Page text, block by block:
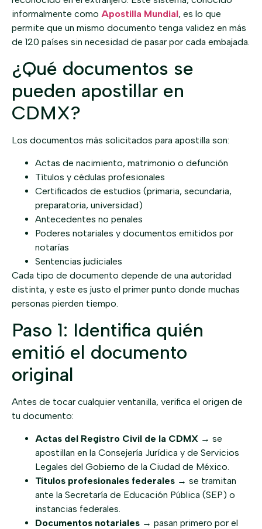
informalmente como Apostilla Mundial, es lo que
permite que un mismo documento tenga validez en más
de 120 países sin necesidad de pasar por cada embajada.
¿Qué documentos se
pueden apostillar en
CDMX?
Los documentos más solicitados para apostilla son:
Actas de nacimiento, matrimonio o defunción
Títulos y cédulas profesionales
Certificados de estudios (primaria, secundaria,
preparatoria, universidad)
Antecedentes no penales
Poderes notariales y documentos emitidos por
notarías
Sentencias judiciales
Cada tipo de documento depende de una autoridad
distinta, y este es justo el primer punto donde muchas
personas pierden tiempo.
Paso 1: Identifica quién
emitió el documento
original
Antes de tocar cualquier ventanilla, verifica el origen de
tu documento:
Actas del Registro Civil de la CDMX → se
apostillan en la Consejería Jurídica y de Servicios
Legales del Gobierno de la Ciudad de México.
Títulos profesionales federales → se tramitan
ante la Secretaría de Educación Pública (SEP) o
instancias federales.
Documentos notariales → pasan primero por el